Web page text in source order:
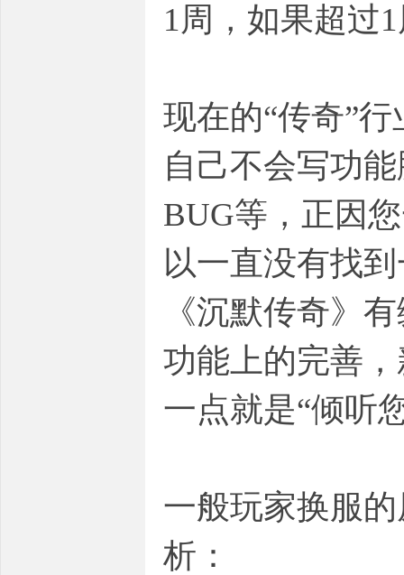
1周，如果超过
现在的“传奇”
自己不会写功
BUG等，正因
以一直没有找
《沉默传奇》
功能上的完善
一点就是“倾听
一般玩家换服
析：